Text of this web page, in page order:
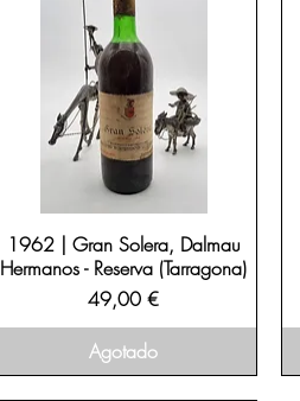
1962 | Gran Solera, Dalmau
Hermanos - Reserva (Tarragona)
Precio
49,00 €
Agotado